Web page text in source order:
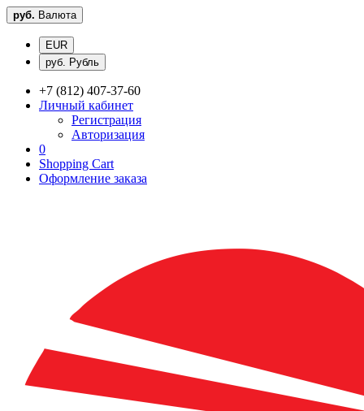
руб. Валюта
EUR
руб. Рубль
+7 (812) 407-37-60
Личный кабинет
Регистрация
Авторизация
0
Shopping Cart
Оформление заказа